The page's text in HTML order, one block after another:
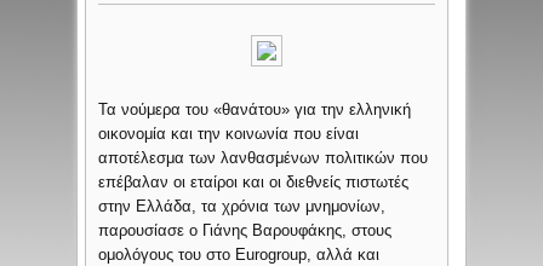
Τα νούμερα του «θανάτου» για την ελληνική
οικονομία και την κοινωνία που είναι
αποτέλεσμα των λανθασμένων πολιτικών που
επέβαλαν οι εταίροι και οι διεθνείς πιστωτές
στην Ελλάδα, τα χρόνια των μνημονίων,
παρουσίασε ο Γιάνης Βαρουφάκης, στους
ομολόγους του στο Eurogroup, αλλά και